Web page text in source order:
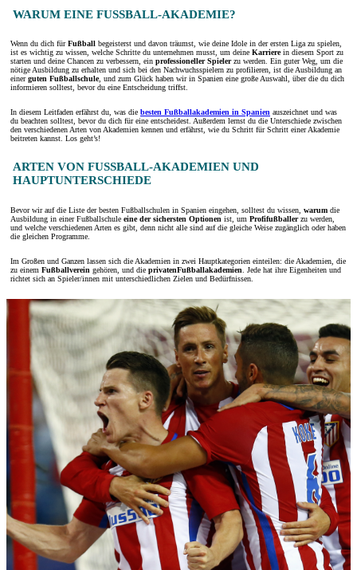
WARUM EINE FUSSBALL-AKADEMIE?
Wenn du dich fürFußball begeisterst und davon träumst, wie deine Idole in der ersten Liga zu spielen,
ist es wichtig zu wissen, welche Schritte du unternehmen musst, um deine Karrierein diesem Sport zu
starten und deine Chancen zu verbessern, ein professioneller Spielerzu werden. Ein guter Weg, um die
nötige Ausbildung zu erhalten und sich bei den Nachwuchsspielern zu profilieren, ist die Ausbildung an
einerguten Fußballschule, und zum Glück haben wir in Spanien eine große Auswahl, über die du dich
informieren solltest, bevor du eine Entscheidung triffst.
In diesem Leitfaden erfährst du, was die besten Fußballakademien in Spanien auszeichnet und was
du beachten solltest, bevor du dich für eine entscheidest. Außerdem lernst du die Unterschiede zwischen
den verschiedenen Arten von Akademien kennen und erfährst, wie du Schritt für Schritt einer Akademie
beitreten kannst. Los geht’s!
ARTEN VON FUSSBALL-AKADEMIEN UND H
AUPTUNTERSCHIEDE
Bevor wir auf die Liste der besten Fußballschulen in Spanien eingehen, solltest du wissen, warum die
Ausbildung in einer Fußballschule eine der sichersten Optionen ist, um Profifußballerzu werden,
und welche verschiedenen Arten es gibt, denn nicht alle sind auf die gleiche Weise zugänglich oder haben
die gleichen Programme.
Im Großen und Ganzen lassen sich die Akademien in zwei Hauptkategorien einteilen: die Akademien, die
zu einem Fußballverein gehören, und die privatenFußballakademien . Jede hat ihre Eigenheiten und
richtet sich an Spieler/innen mit unterschiedlichen Zielen und Bedürfnissen.